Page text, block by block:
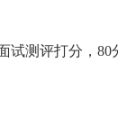
试测评打分， 80